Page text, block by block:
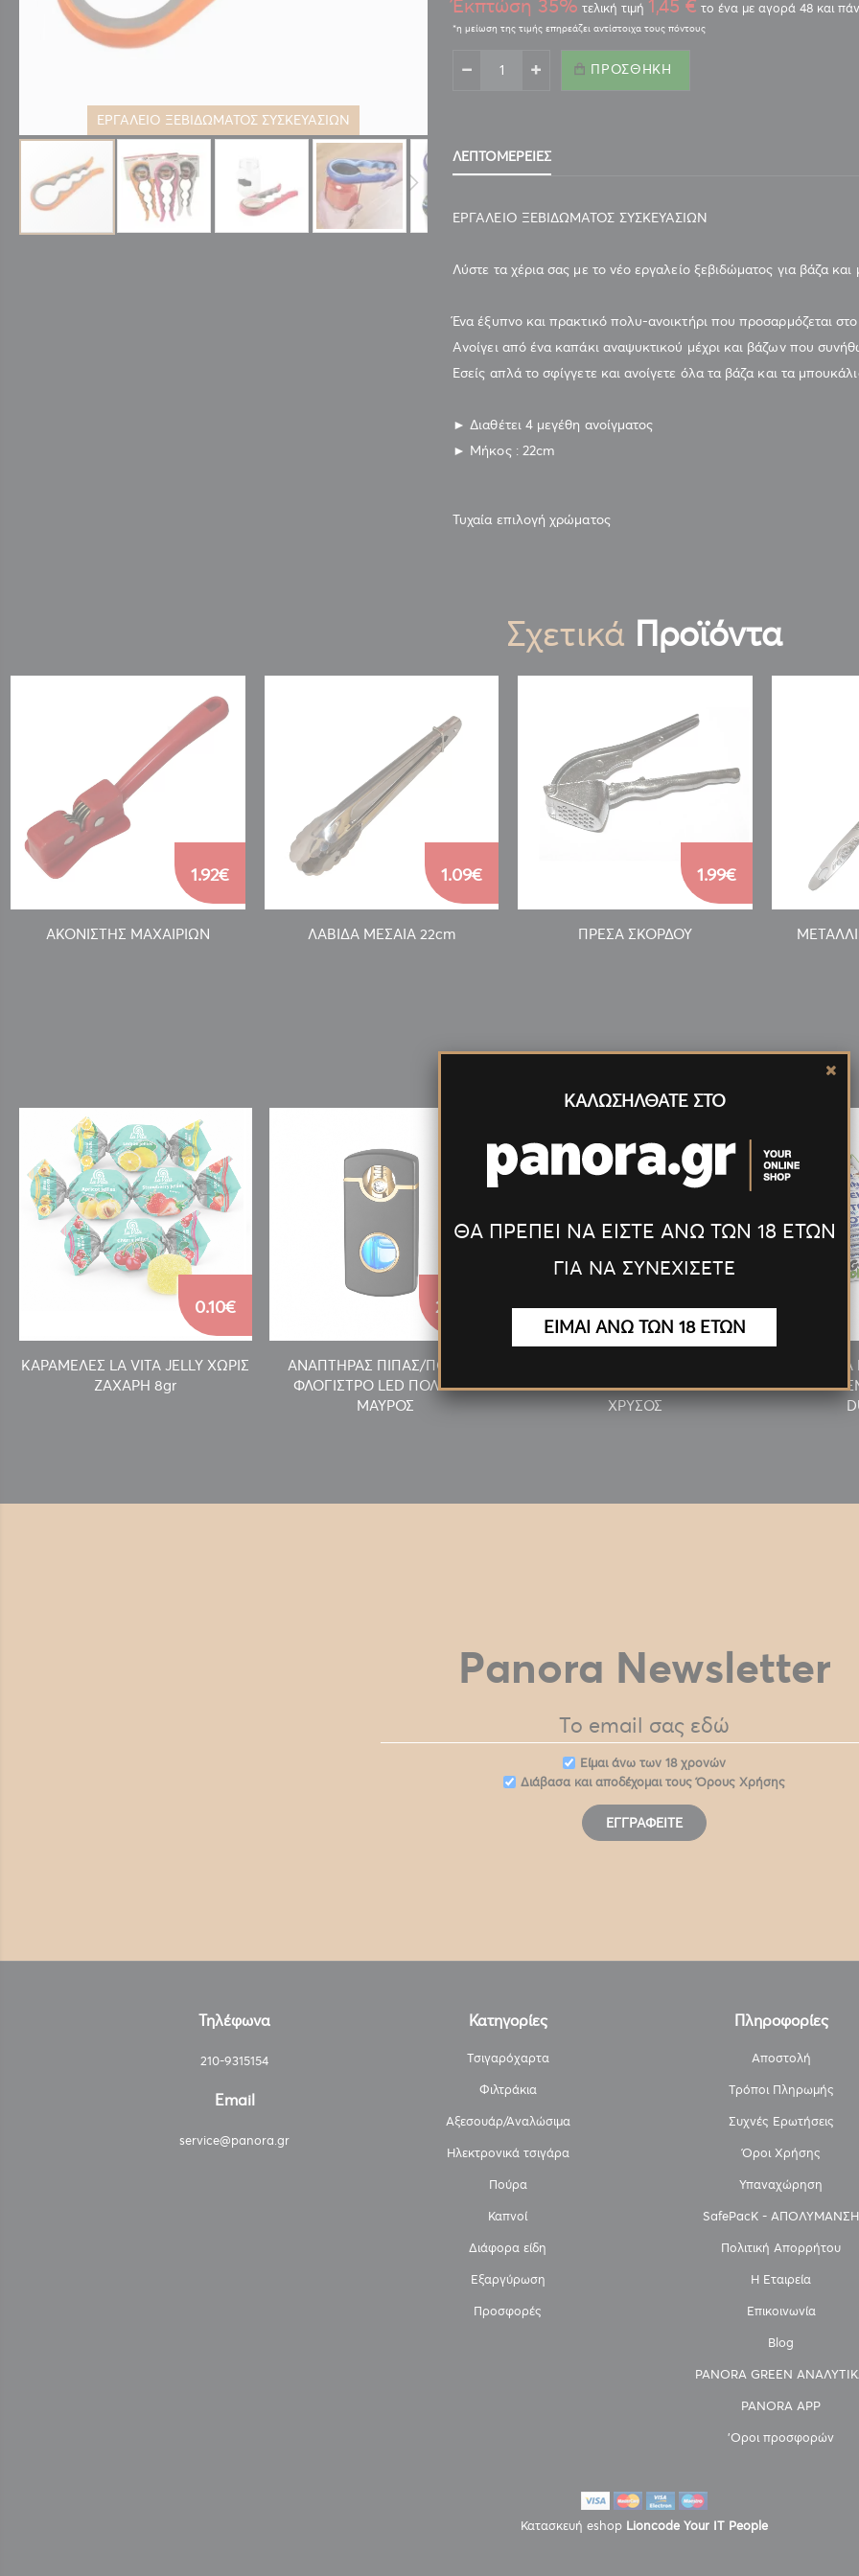
ΕΡΓΑΛΕΙΟ ΞΕΒΙΔΩΜΑΤΟΣ ΣΥΣΚΕΥΑΣΙΩΝ
Έκπτώση 35% τελική τιμή 1,45 € το ένα με αγορά 48 και
ΠΡΟΣΘΉΚΗ
ΛΕΠΤΟΜΈΡΕΙΕΣ
ΕΡΓΑΛΕΙΟ ΞΕΒΙΔΩΜΑΤΟΣ ΣΥΣΚΕΥΑΣΙΩΝ
Λύστε τα χέρια σας με το νέο εργαλείο ξεβιδώματος για βάζα και
Ένα έξυπνο και πρακτικό πολυ-ανοικτήρι που προσαρμόζεται
Ανοίγει από ένα καπάκι αναψυκτικού μέχρι και βάζων που
Εσείς απλά το σφίγγετε και ανοίγετε όλα τα βάζα και τα
► Διαθέτει 4 μεγέθη ανοίγματος
► Μήκος : 22cm
Τυχαία επιλογή χρώματος
Σχετικά Προϊόντα
ΑΚΟΝΙΣΤΗΣ ΜΑΧΑΙΡΙΩΝ
1.92€
ΛΑΒΙΔΑ ΜΕΣΑΙΑ 22cm
1.09€
ΠΡΕΣΑ ΣΚΟΡΔΟΥ
1.99€
ΝέαΠροϊόντα
ΚΑΡΑΜΕΛΕΣ LA VITA JELLY ΧΩΡΙΣ
ΖΑΧΑΡΗ 8gr
0.10€
ΑΝΑΠΤΗΡΑΣ ΠΙΠΑΣ/ΠΟΥΡΟΥ
ΦΛΟΓΙΣΤΡΟ LED ΠΟΛΥΤΕΛ.
ΜΑΥΡΟΣ
27.55€
ΦΛΟΓΙΣΤΡΟ LED ΠΟΛΥΤΕΛ.
ΧΡΥΣΟΣ
27.55€
ΠΡΟΣΦΟΡΑ
MILKY
Panora Newsletter
Eίμαι άνω των 18 χρονών
Διάβασα και αποδέχομαι τουςΌρους Χρήσης
ΕΓΓΡΑΦΕΊΤΕ
Τηλέφωνα
210-9315154
Email
service@panora.gr
Κατηγορίες
Τσιγαρόχαρτα
Φιλτράκια
Αξεσουάρ/Αναλώσιμα
Ηλεκτρονικά τσιγάρα
Πούρα
Καπνοί
Διάφορα είδη
Εξαργύρωση
Προσφορές
Πληροφορίες
Αποστολή
Τρόποι Πληρωμής
Συχνές Ερωτήσεις
Όροι Χρήσης
Υπαναχώρηση
SafePacK - ΑΠΟΛΥΜΑΝΣΗ
Πολιτική Απορρήτου
Η Εταιρεία
Επικοινωνία
Blog
PANORA GREEN
PANORA APP
'Οροι προσφορών
Κατασκευή eshop Lioncode Your IT People
ΚΑΛΩΣΗΛΘΑΤΕ ΣΤΟ
ΘΑ ΠΡΕΠΕΙ ΝΑ ΕΙΣΤΕ ΑΝΩ ΤΩΝ 18 ΕΤΩΝ
ΓΙΑ ΝΑ ΣΥΝΕΧΙΣΕΤΕ
ΕΙΜΑΙ ΑΝΩ ΤΩΝ 18 ΕΤΩΝ